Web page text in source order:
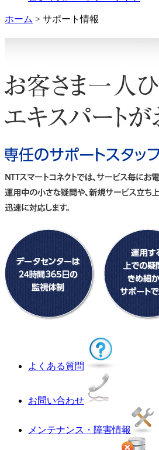
ホーム > サポート情報
よくある質問
お問い合わせ
メンテナンス・障害情報